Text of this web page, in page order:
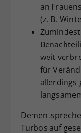
an
(z. B.
weit
für
allerdings
Turbos auf